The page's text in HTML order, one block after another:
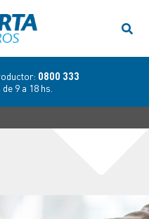
0800 333
9 a 18 hs.